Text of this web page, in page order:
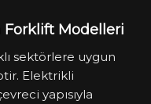
Forklift Modelleri
sektörlere uygun
Elektrikli
yapısıyla